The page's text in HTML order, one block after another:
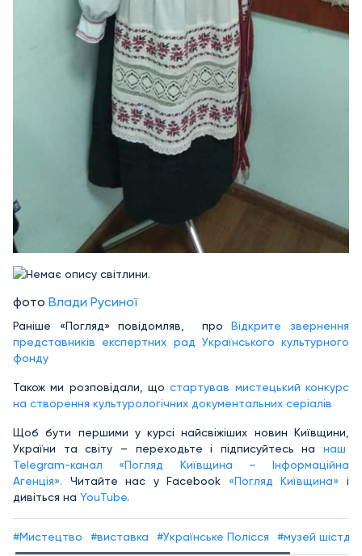
фото Влади Русиної
Раніше «Погляд» повідомляв, проВідкрите звернення
представників експертних рад Українського культурного
фонду
Також ми розповідали, щостартував мистецький конкурс
на створення культурологічних документальних серіалів
Щоб бути першими у курсі найсвіжіших новин Київщини,
України та світу – переходьте і підписуйтесь на наш
Telegram-канал «Погляд Київщина – Інформаційна
Агенція». Читайте нас у Facebook «Погляд Київщина» і
дивіться на YouTube.
#Мистецтво #виставка #Українське Полісся #музей